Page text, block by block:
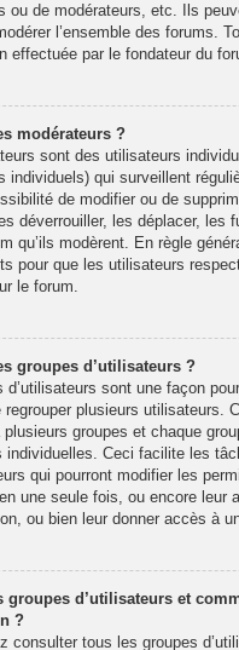
ou de modérateurs, etc. Ils
l’ensemble des forums.
effectuée par le fondateur du
modérateurs ?
sont des utilisateurs
individuels) qui surveillent
de modifier ou de
déverrouiller, les déplacer, les
qu’ils modèrent. En règle
pour que les utilisateurs
le forum.
groupes d’utilisateurs ?
d’utilisateurs sont une façon
regrouper plusieurs utilisateurs.
plusieurs groupes et chaque
individuelles. Ceci facilite les
qui pourront modifier les
une seule fois, ou encore leur
ou bien leur donner accès à
groupes d’utilisateurs et
?
consulter tous les groupes